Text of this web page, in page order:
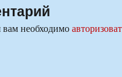
вам необходимо